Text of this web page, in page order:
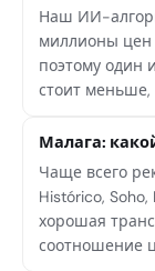
Наш ИИ-
миллионы цен
поэтому один
стоит меньше,
Малага:
Чаще всего
Histórico,
хорошая
соотношение